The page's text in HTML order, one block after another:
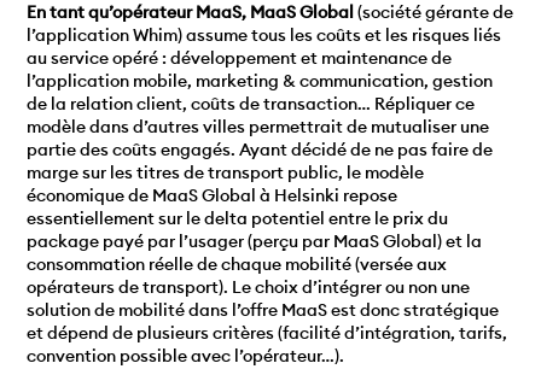
En tant qu’opérateur MaaS, MaaS Global (société gérante de
l’application Whim) assume tous les coûts et les risques liés
au service opéré : développement et maintenance de
l’application mobile, marketing & communication, gestion
de la relation client, coûts de transaction… Répliquer ce
modèle dans d’autres villes permettrait de mutualiser une
partie des coûts engagés. Ayant décidé de ne pas faire de
marge sur les titres de transport public, le modèle
économique de MaaS Global à Helsinki repose
essentiellement sur le delta potentiel entre le prix du
package payé par l’usager (perçu par MaaS Global) et la
consommation réelle de chaque mobilité (versée aux
opérateurs de transport). Le choix d’intégrer ou non une
solution de mobilité dans l’offre MaaS est donc stratégique
et dépend de plusieurs critères (facilité d’intégration, tarifs,
convention possible avec l’opérateur…).